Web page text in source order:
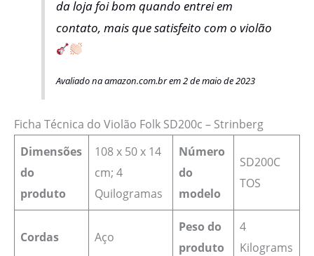
da loja foi bom quando entrei em
contato, mais que satisfeito com o violão
Avaliado na amazon.com.br em 2 de maio de 2023
Ficha Técnica do Violão Folk SD200c – Strinberg
Dimensões
do
produto
‎108 x 50 x 14
cm; 4
Quilogramas
Número
do
modelo
‎SD200C
TOS
Cordas Aço
Peso do
produto
‎4
Kilograms